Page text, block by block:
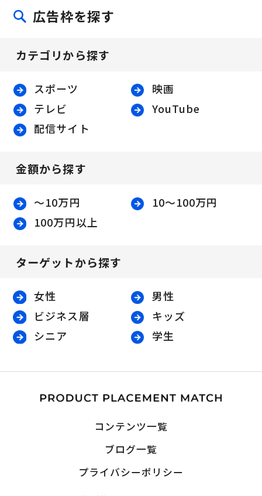
広告枠を探す
カテゴリから探す
スポーツ
映画
テレビ
YouTube
配信サイト
金額から探す
〜10万円
10〜100万円
100万円以上
ターゲットから探す
女性
男性
ビジネス層
キッズ
シニア
学生
コンテンツ一覧
ブログ一覧
プライバシーポリシー